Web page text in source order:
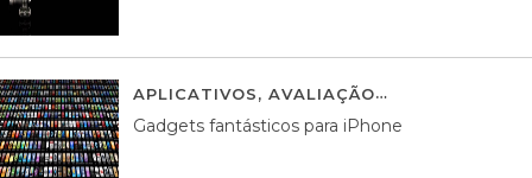
APLICATIVOS, AVALIAÇÃO
Gadgets fantásticos para iPhone